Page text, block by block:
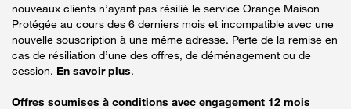
nouveaux clients n’ayant pas résilié le service Orange Maison
Protégée au cours des 6 derniers mois et incompatible avec une
nouvelle souscription à une même adresse. Perte de la remise en
cas de résiliation d’une des offres, de déménagement ou de
cession. En savoir plus.
Offres soumises à conditions avec engagement 12 mois